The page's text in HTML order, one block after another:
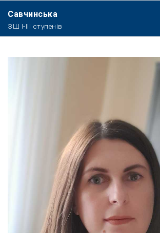
Савчинська
ЗШ І-ІІІ ступенів